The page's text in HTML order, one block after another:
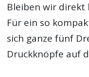
Bleiben wir direkt
Für ein so
sich ganze fünf
Druckknöpfe auf